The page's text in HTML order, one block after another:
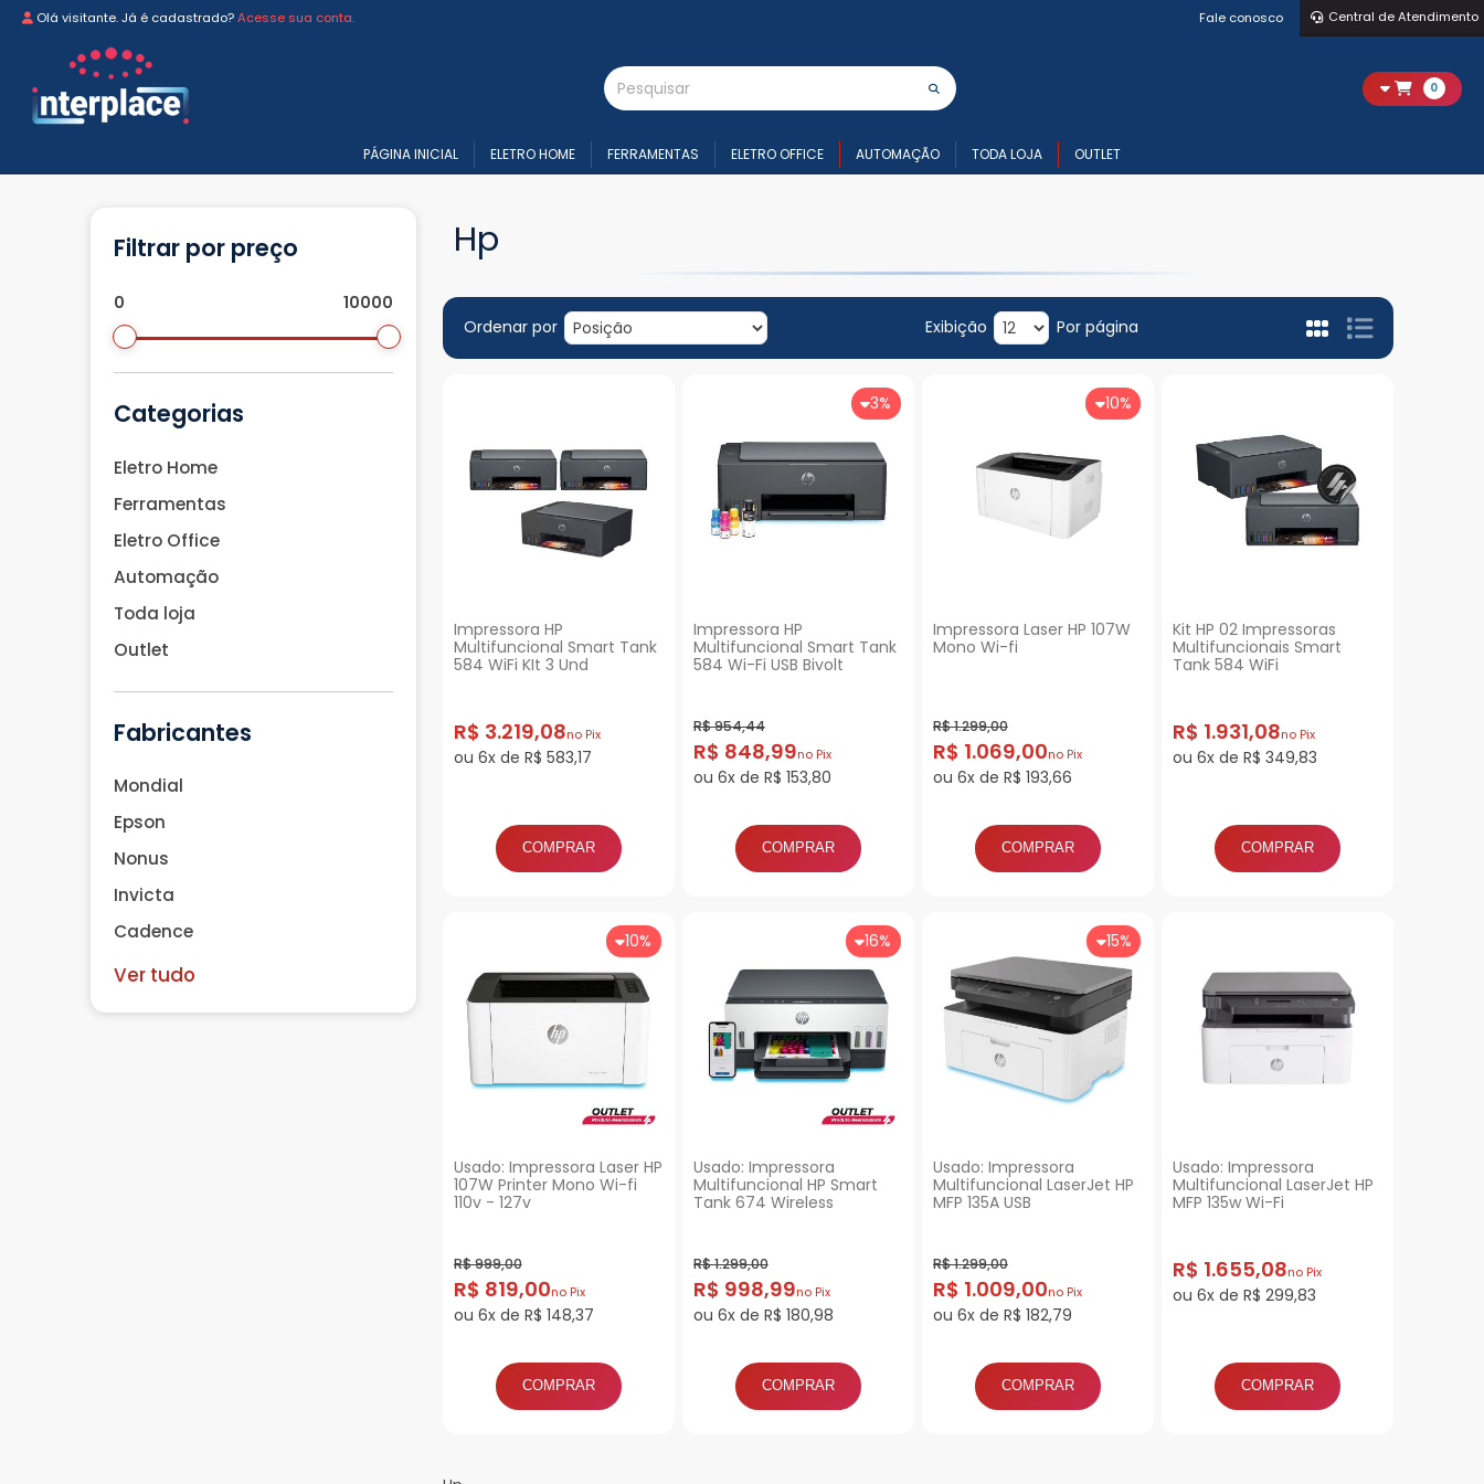
Olá visitante. Já é cadastrado?Acesse sua conta. Fale conosco Central de Atendimento
0
PÁGINA INICIAL ELETRO HOME FERRAMENTAS ELETRO OFFICE AUTOMAÇÃO TODA LOJA OUTLET
Filtrar por preço
0 10000
Categorias
Eletro Home
Ferramentas
Eletro Office
Automação
Toda loja
Outlet
Fabricantes
Mondial
Epson
Nonus
Invicta
Cadence
Ver tudo
Hp
Ordenar por Exibição Por página
Impressora HP
Multifuncional Smart Tank
584 WiFi KIt 3 Und
R$ 3.219,08no Pix
ou 6x de R$ 583,17
COMPRAR
Impressora HP
Multifuncional Smart Tank
584 Wi-Fi USB Bivolt
3%
R$ 954,44
R$ 848,99no Pix
ou 6x de R$ 153,80
COMPRAR
Impressora Laser HP 107W
Mono Wi-fi
10%
R$ 1.299,00
R$ 1.069,00no Pix
ou 6x de R$ 193,66
COMPRAR
Kit HP 02 Impressoras
Multifuncionais Smart
Tank 584 WiFi
R$ 1.931,08no Pix
ou 6x de R$ 349,83
COMPRAR
Usado: Impressora Laser HP
107W Printer Mono Wi-fi
110v - 127v
10%
R$ 999,00
R$ 819,00no Pix
ou 6x de R$ 148,37
COMPRAR
Usado: Impressora
Multifuncional HP Smart
Tank 674 Wireless
16%
R$ 1.299,00
R$ 998,99no Pix
ou 6x de R$ 180,98
COMPRAR
Usado: Impressora
Multifuncional LaserJet HP
MFP 135A USB
15%
R$ 1.299,00
R$ 1.009,00no Pix
ou 6x de R$ 182,79
COMPRAR
Usado: Impressora
Multifuncional LaserJet HP
MFP 135w Wi-Fi
R$ 1.655,08no Pix
ou 6x de R$ 299,83
COMPRAR